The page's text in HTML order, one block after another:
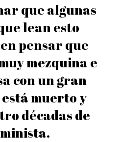
que algunas
lean esto
pensar que
mezquina e
con un gran
muerto y
décadas de